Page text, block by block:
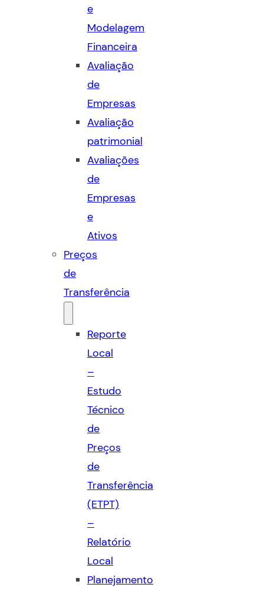
e
Modelagem
Financeira
Avaliação
de
Empresas
Avaliação
patrimonial
Avaliações
de
Empresas
e
Ativos
Preços
de
Transferência
Reporte
Local
–
Estudo
Técnico
de
Preços
de
Transferência
(ETPT)
–
Relatório
Local
Planejamento